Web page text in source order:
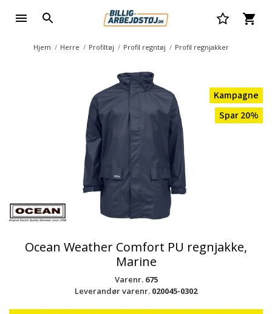
Hjem Herre Profiltøj Profil regntøj Profil regnjakker
Kampagne
Spar 20%
Ocean Weather Comfort PU regnjakke,
Marine
Varenr. 675
Leverandør varenr. 020045-0302